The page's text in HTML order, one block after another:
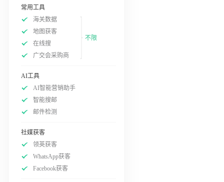
常用工具
海关数据
地图获客
在线搜
广交会采购商
不限
AI工具
AI智能营销助手
智能搜邮
邮件检测
社媒获客
领英获客
WhatsApp获客
Facebook获客